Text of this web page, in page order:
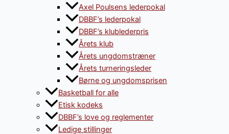
Axel Poulsens lederpokal
DBBF’s lederpokal
DBBF’s klublederpris
Årets klub
Årets ungdomstræner
Årets turneringsleder
Børne og ungdomsprisen
Basketball for alle
Etisk kodeks
DBBF’s love og reglementer
Ledige stillinger